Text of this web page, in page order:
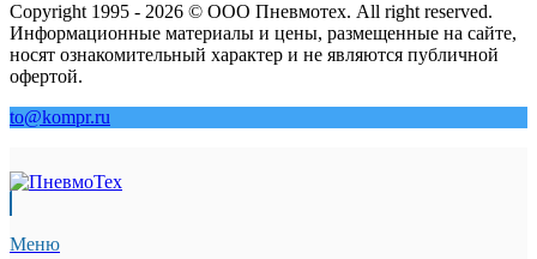
Copyright 1995 - 2026 © ООО Пневмотех. All right reserved.
Информационные материалы и цены, размещенные на сайте,
носят ознакомительный характер и не являются публичной
офертой.
to@kompr.ru
Меню